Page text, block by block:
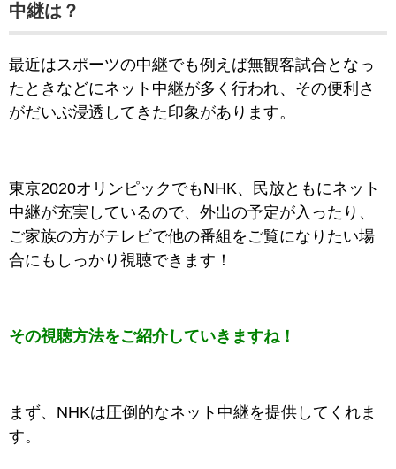
中継は？
最近はスポーツの中継でも例えば無観客試合となっ
たときなどにネット中継が多く行われ、その便利さ
がだいぶ浸透してきた印象があります。
東京2020オリンピックでもNHK、民放ともにネット
中継が充実しているので、外出の予定が入ったり、
ご家族の方がテレビで他の番組をご覧になりたい場
合にもしっかり視聴できます！
その視聴方法をご紹介していきますね！
まず、NHKは圧倒的なネット中継を提供してくれま
す。